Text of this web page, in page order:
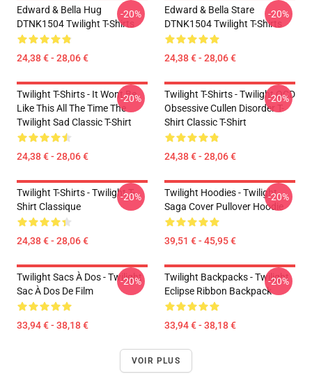
Edward & Bella Hug
DTNK1504 Twilight T-Shirts
24,38 € - 28,06 €
-20%
Edward & Bella Stare
DTNK1504 Twilight T-Shirts
24,38 € - 28,06 €
-20%
Twilight T-Shirts - It Wont Be
Like This All The Time The
Twilight Sad Classic T-Shirt
24,38 € - 28,06 €
-20%
Twilight T-Shirts - Twilight OCD
Obsessive Cullen Disorder T-
Shirt Classic T-Shirt
24,38 € - 28,06 €
-20%
Twilight T-Shirts - Twilight T-
Shirt Classique
24,38 € - 28,06 €
-20%
Twilight Hoodies - Twilight
Saga Cover Pullover Hoodie
39,51 € - 45,95 €
-20%
Twilight Sacs À Dos - Twilight
Sac À Dos De Film
33,94 € - 38,18 €
-20%
Twilight Backpacks - Twilight
Eclipse Ribbon Backpack
33,94 € - 38,18 €
-20%
VOIR PLUS